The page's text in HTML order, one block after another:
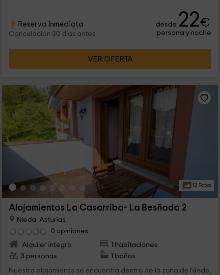
Reserva inmediata
Cancelación 30 días antes
desde 22€
persona y noche
VER OFERTA
12 Fotos
Alojamientos La Casarriba- La Besñada 2
Nieda, Asturias
0 opiniones
Alquiler íntegro
1 habitaciones
3 personas
1 baños
Nuestro alojamiento se encuentra dentro de la zona de Nieda,